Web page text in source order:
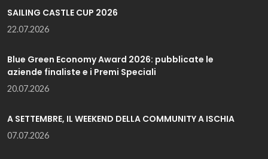
SAILING CASTLE CUP 2026
22.07.2026
Blue Green Economy Award 2026: pubblicate le
aziende finaliste e i Premi Speciali
20.07.2026
A SETTEMBRE, IL WEEKEND DELLA COMMUNITY A ISCHIA
07.07.2026